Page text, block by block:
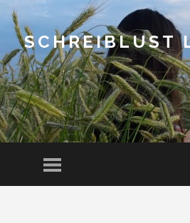
SCHREIBLUST
Menu